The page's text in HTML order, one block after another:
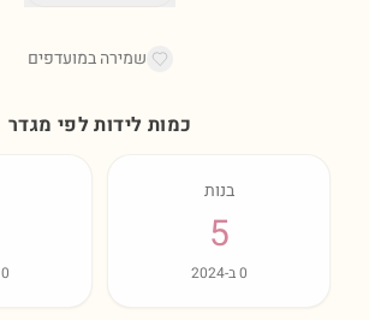
שמירה במועדפים
כמות לידות לפי מגדר
בנות
5
0ב-2024
0